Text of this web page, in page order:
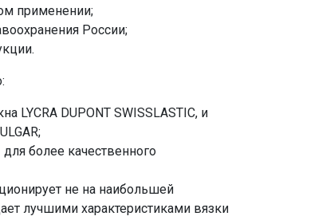
применении;
России;
LYCRA DUPONT SWISSLASTIC, и
более качественного
не на наибольшей
лучшими характеристиками вязки